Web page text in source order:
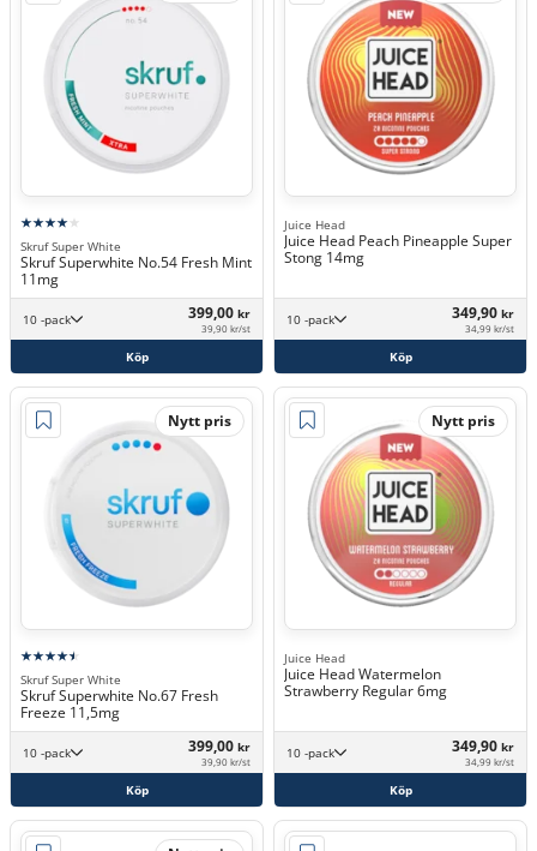
Skruf Super White
Skruf Superwhite No.54 Fresh Mint
11mg
10 -pack 399,00 kr
39,90 kr/st
Köp
Juice Head
Juice Head Peach Pineapple Super
Stong 14mg
10 -pack 349,90 kr
34,99 kr/st
Köp
Nytt pris
Skruf Super White
Skruf Superwhite No.67 Fresh
Freeze 11,5mg
10 -pack 399,00 kr
39,90 kr/st
Köp
Nytt pris
Juice Head
Juice Head Watermelon
Strawberry Regular 6mg
10 -pack 349,90 kr
34,99 kr/st
Köp